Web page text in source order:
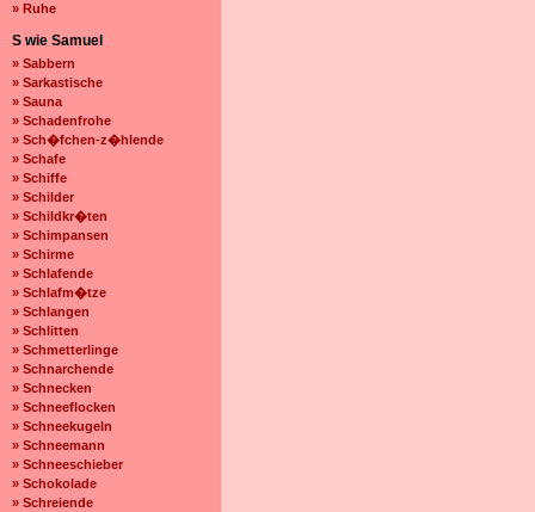
» Ruhe
S wie Samuel
» Sabbern
» Sarkastische
» Sauna
» Schadenfrohe
» Sch�fchen-z�hlende
» Schafe
» Schiffe
» Schilder
» Schildkr�ten
» Schimpansen
» Schirme
» Schlafende
» Schlafm�tze
» Schlangen
» Schlitten
» Schmetterlinge
» Schnarchende
» Schnecken
» Schneeflocken
» Schneekugeln
» Schneemann
» Schneeschieber
» Schokolade
» Schreiende